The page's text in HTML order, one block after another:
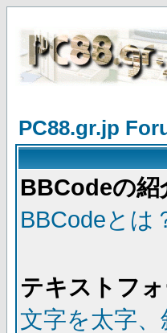
PC88.gr.jp
BBCodeの紹
BBCodeとは
テキストフ
文字を太字